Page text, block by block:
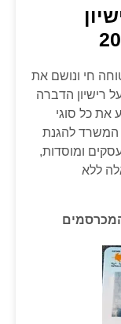
חי ונושם את
רישיון הדברה
את כל סוגי
המשרד להגנת
ומוסדות,
ללא